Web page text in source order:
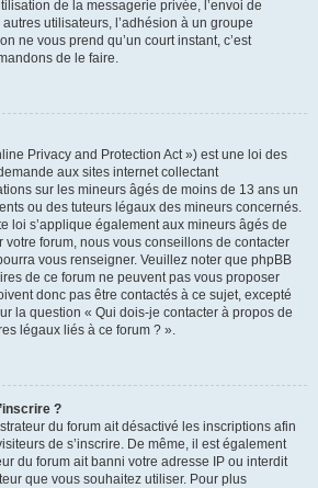
de la messagerie privée, l’envoi de
utilisateurs, l’adhésion à un groupe
ne vous prend qu’un court instant, c’est
de le faire.
Privacy and Protection Act ») est une loi des
aux sites internet collectant
sur les mineurs âgés de moins de 13 ans un
ou des tuteurs légaux des mineurs concernés.
loi s’applique également aux mineurs âgés de
votre forum, nous vous conseillons de contacter
vous renseigner. Veuillez noter que phpBB
de ce forum ne peuvent pas vous proposer
donc pas être contactés à ce sujet, excepté
la question « Qui dois-je contacter à propos de
légaux liés à ce forum ? ».
?
du forum ait désactivé les inscriptions afin
de s’inscrire. De même, il est également
du forum ait banni votre adresse IP ou interdit
que vous souhaitez utiliser. Pour plus